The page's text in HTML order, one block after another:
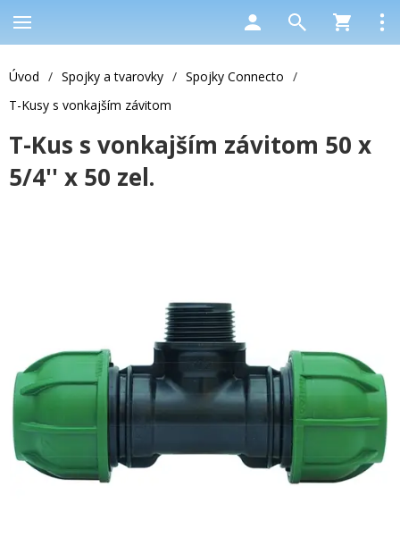
Úvod / Spojky a tvarovky / Spojky Connecto /
T-Kusy s vonkajším závitom
T-Kus s vonkajším závitom 50 x
5/4'' x 50 zel.